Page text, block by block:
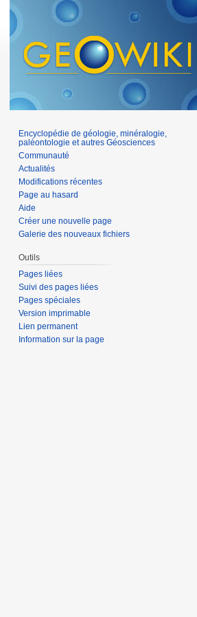
Encyclopédie de géologie, minéralogie,
paléontologie et autres Géosciences
Communauté
Actualités
Modifications récentes
Page au hasard
Aide
Créer une nouvelle page
Galerie des nouveaux fichiers
Outils
Pages liées
Suivi des pages liées
Pages spéciales
Version imprimable
Lien permanent
Information sur la page